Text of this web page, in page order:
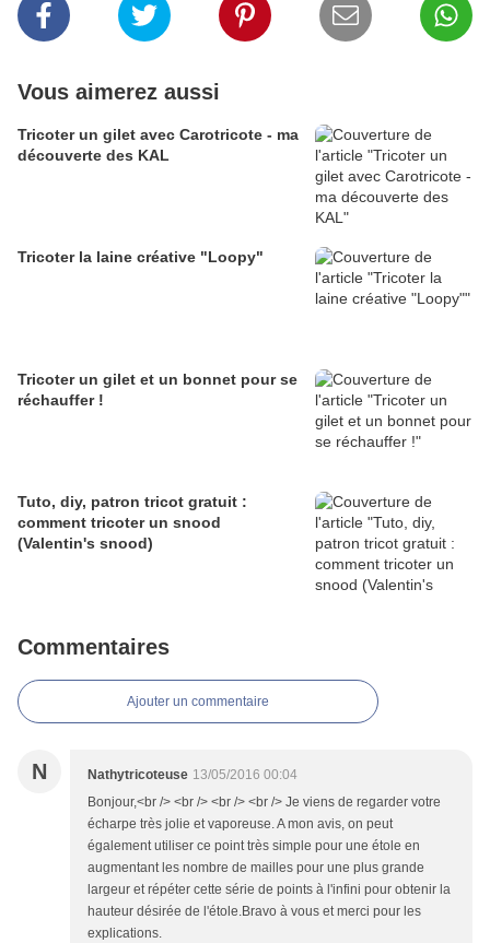
Vous aimerez aussi
Tricoter un gilet avec Carotricote - ma
découverte des KAL
Tricoter la laine créative "Loopy"
Tricoter un gilet et un bonnet pour se
réchauffer !
Tuto, diy, patron tricot gratuit :
comment tricoter un snood
(Valentin's snood)
Commentaires
Ajouter un commentaire
N Nathytricoteuse 13/05/2016 00:04
Bonjour,<br /> <br /> <br /> <br /> Je viens de regarder votre
écharpe très jolie et vaporeuse. A mon avis, on peut
également utiliser ce point très simple pour une étole en
augmentant les nombre de mailles pour une plus grande
largeur et répéter cette série de points à l'infini pour obtenir la
hauteur désirée de l'étole.Bravo à vous et merci pour les
explications.